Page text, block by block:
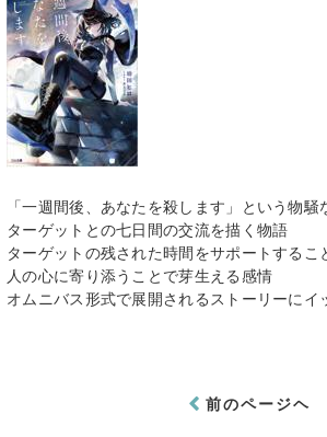
「一週間後、あなたを殺します」という物
ターゲットとの七日間の交流を描く物語
ターゲットの残された時間をサポートするこ
人の心に寄り添うことで芽生える感情
オムニバス形式で展開されるストーリーにイ
前のページヘ